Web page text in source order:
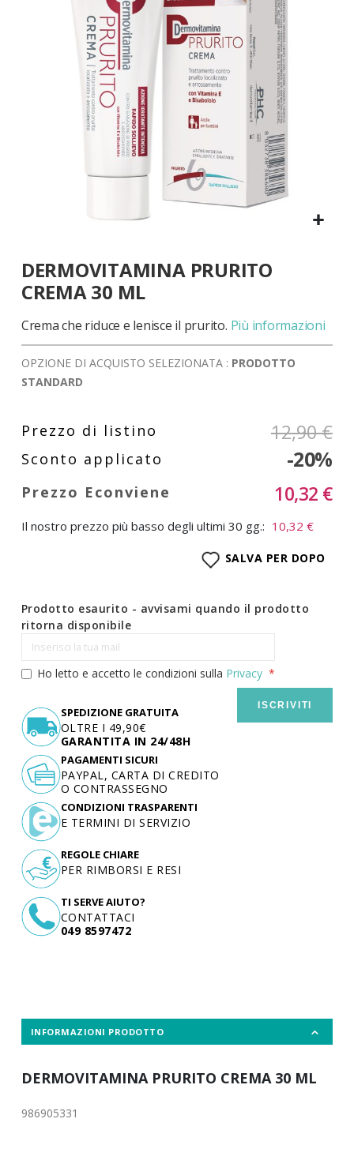
all'inizio
della
galleria
di
immagini
DERMOVITAMINA PRURITO
CREMA 30 ML
Crema che riduce e lenisce il prurito. Più informazioni
OPZIONE DI ACQUISTO SELEZIONATA : PRODOTTO
STANDARD
12,90 €
-20%
10,32 €
Il nostro prezzo più basso degli ultimi 30 gg.: 10,32 €
SALVA PER DOPO
Prodotto esaurito - avvisami quando il prodotto
ritorna disponibile
Ho letto e accetto le condizioni sulla Privacy
ISCRIVITI
SPEDIZIONE GRATUITA
OLTRE I 49,90€
GARANTITA IN 24/48H
TI SERVE AIUTO?
CONTATTACI
049 8597472
PAGAMENTI SICURI
PAYPAL, CARTA DI CREDITO
O CONTRASSEGNO
CONDIZIONI TRASPARENTI
E TERMINI DI SERVIZIO
REGOLE CHIARE
PER RIMBORSI E RESI
INFORMAZIONI PRODOTTO
DERMOVITAMINA PRURITO CREMA 30 ML
986905331